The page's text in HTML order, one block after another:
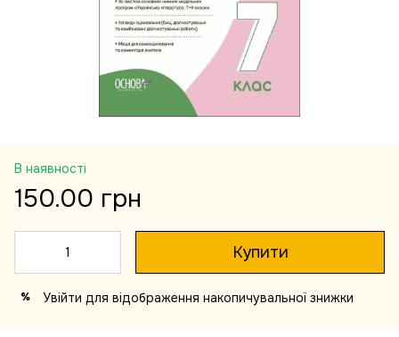
В наявності
150.00 грн
Купити
% Увійти для відображення накопичувальної знижки